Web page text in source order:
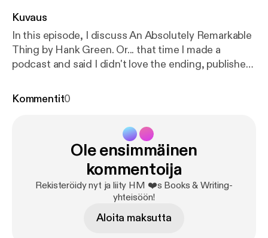
Kuvaus
In this episode, I discuss An Absolutely Remarkable
Thing by Hank Green. Or... that time I made a
podcast and said I didn't love the ending, published
to be a sequel (explaining, at least in part, why the
Kommentit0
Ole ensimmäinen
kommentoija
Rekisteröidy nyt ja liity HM ❤️s Books & Writing-
yhteisöön!
Aloita maksutta